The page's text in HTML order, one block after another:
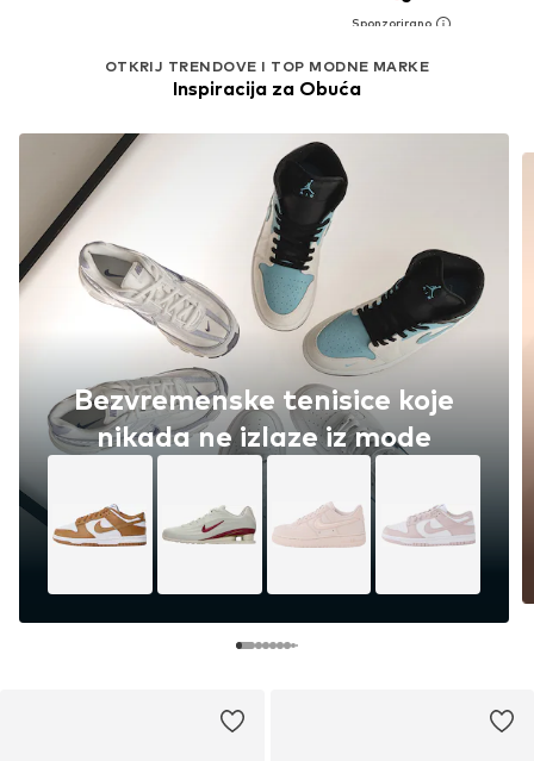
OTKRIJ TRENDOVE I TOP MODNE MARKE
Inspiracija za Obuća
Bezvremenske tenisice koje
nikada ne izlaze iz mode